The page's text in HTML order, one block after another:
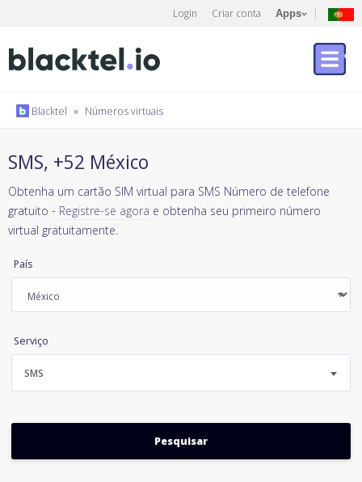
Login Criar conta Apps
Blacktel » Números virtuais
SMS, +52 México
Obtenha um cartão SIM virtual para SMS Número de telefone
gratuito - Registre-se agora e obtenha seu primeiro número
virtual gratuitamente.
País
Serviço
SMS